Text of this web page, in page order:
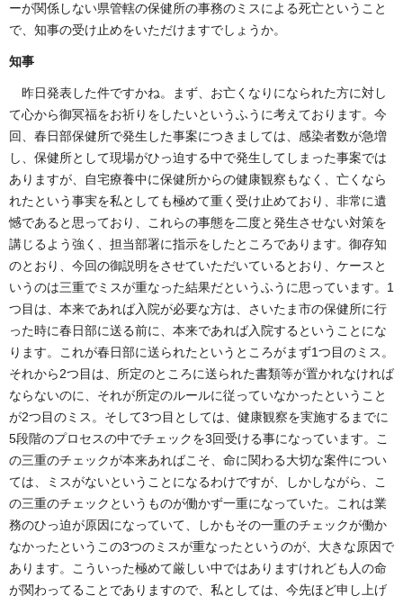
ーが関係しない県管轄の保健所の事務のミスによる死亡ということ
で、知事の受け止めをいただけますでしょうか。
知事
昨日発表した件ですかね。まず、お亡くなりになられた方に対し
て心から御冥福をお祈りをしたいというふうに考えております。今
回、春日部保健所で発生した事案につきましては、感染者数が急増
し、保健所として現場がひっ迫する中で発生してしまった事案では
ありますが、自宅療養中に保健所からの健康観察もなく、亡くなら
れたという事実を私としても極めて重く受け止めており、非常に遺
憾であると思っており、これらの事態を二度と発生させない対策を
講じるよう強く、担当部署に指示をしたところであります。御存知
のとおり、今回の御説明をさせていただいているとおり、ケースと
いうのは三重でミスが重なった結果だというふうに思っています。1
つ目は、本来であれば入院が必要な方は、さいたま市の保健所に行
った時に春日部に送る前に、本来であれば入院するということにな
ります。これが春日部に送られたというところがまず1つ目のミス。
それから2つ目は、所定のところに送られた書類等が置かれなければ
ならないのに、それが所定のルールに従っていなかったということ
が2つ目のミス。そして3つ目としては、健康観察を実施するまでに
5段階のプロセスの中でチェックを3回受ける事になっています。こ
の三重のチェックが本来あればこそ、命に関わる大切な案件につい
ては、ミスがないということになるわけですが、しかしながら、こ
の三重のチェックというものが働かず一重になっていた。これは業
務のひっ迫が原因になっていて、しかもその一重のチェックが働か
なかったというこの3つのミスが重なったというのが、大きな原因で
あります。こういった極めて厳しい中ではありますけれども人の命
が関わってることでありますので、私としては、今先ほど申し上げ